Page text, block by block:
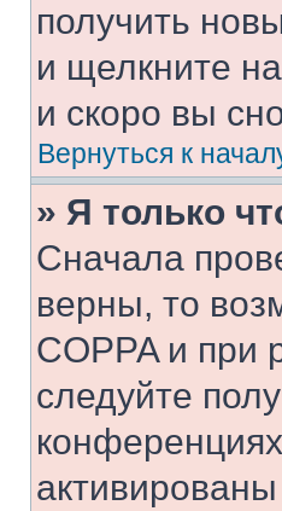
получить
и щелкните
и скоро вы
Вернуться к
» Я только
Сначала
верны, то
COPPA и при
следуйте